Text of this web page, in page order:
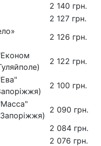
2 140 грн.
2 127 грн.
2 126 грн.
2 122 грн.
2 100 грн.
2 090 грн.
2 084 грн.
2 076 грн.